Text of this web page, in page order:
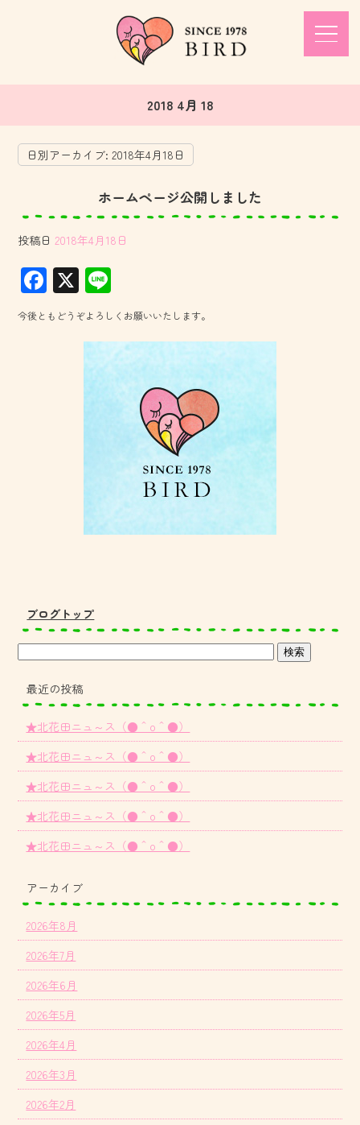
2018 4月 18
日別アーカイブ:2018年4月18日
ホームページ公開しました
投稿日 2018年4月18日
F
ac
e
X
ne
今後ともどうぞよろしくお願いいたします。
ブログトップ
最近の投稿
★北花田ニュ～ス（●＾o＾●）
★北花田ニュ～ス（●＾o＾●）
★北花田ニュ～ス（●＾o＾●）
★北花田ニュ～ス（●＾o＾●）
★北花田ニュ～ス（●＾o＾●）
アーカイブ
2026年8月
2026年7月
2026年6月
2026年5月
2026年4月
2026年3月
2026年2月